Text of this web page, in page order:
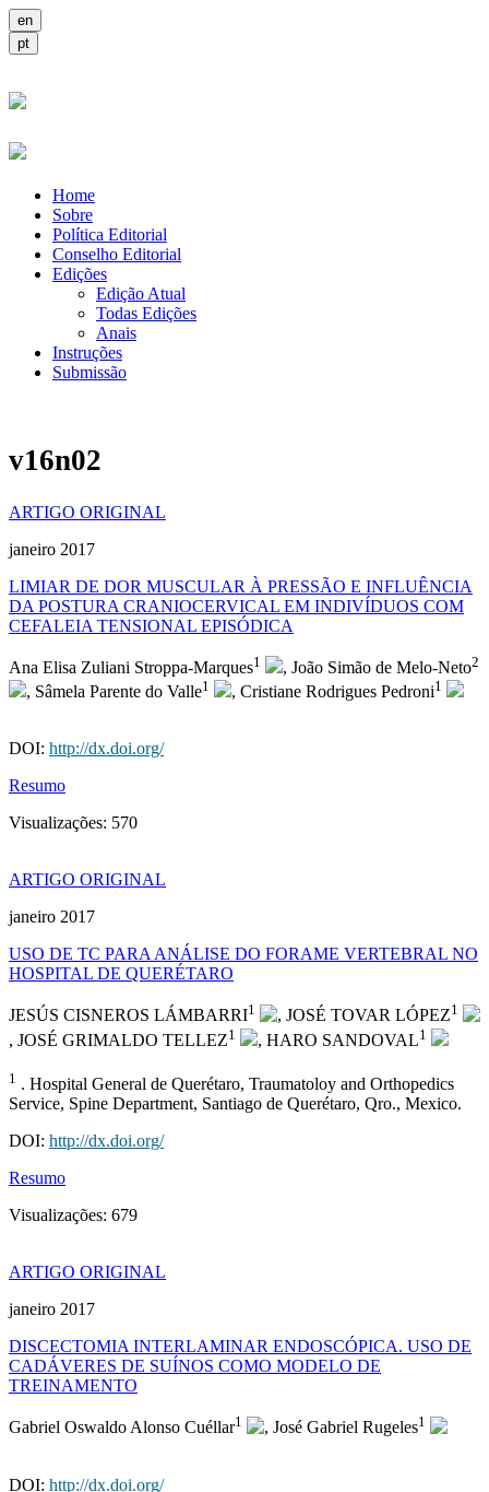
Home
Sobre
Política Editorial
Conselho Editorial
Edições
Edição Atual
Todas Edições
Anais
Instruções
Submissão
v16n02
ARTIGO ORIGINAL
janeiro 2017
LIMIAR DE DOR MUSCULAR À PRESSÃO E INFLUÊNCIA
DA POSTURA CRANIOCERVICAL EM INDIVÍDUOS COM
CEFALEIA TENSIONAL EPISÓDICA
Ana Elisa Zuliani Stroppa-Marques1 , João Simão de Melo-Neto2
, Sâmela Parente do Valle1 , Cristiane Rodrigues Pedroni1
DOI: http://dx.doi.org/
Resumo
Visualizações: 570
ARTIGO ORIGINAL
janeiro 2017
USO DE TC PARA ANÁLISE DO FORAME VERTEBRAL NO
HOSPITAL DE QUERÉTARO
JESÚS CISNEROS LÁMBARRI1 , JOSÉ TOVAR LÓPEZ1
, JOSÉ GRIMALDO TELLEZ1 , HARO SANDOVAL1
1 . Hospital General de Querétaro, Traumatoloy and Orthopedics
Service, Spine Department, Santiago de Querétaro, Qro., Mexico.
DOI: http://dx.doi.org/
Resumo
Visualizações: 679
ARTIGO ORIGINAL
janeiro 2017
DISCECTOMIA INTERLAMINAR ENDOSCÓPICA. USO DE
CADÁVERES DE SUÍNOS COMO MODELO DE
TREINAMENTO
Gabriel Oswaldo Alonso Cuéllar1 , José Gabriel Rugeles1
DOI: http://dx.doi.org/